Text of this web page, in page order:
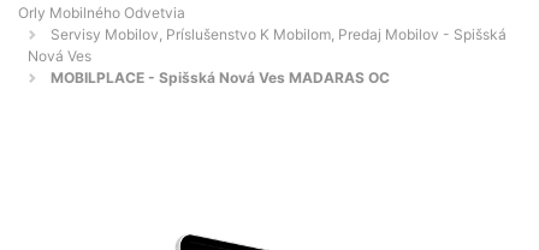
Orly Mobilného Odvetvia
Servisy Mobilov, Príslušenstvo K Mobilom, Predaj Mobilov - Spišská
Nová Ves
MOBILPLACE - Spišská Nová Ves MADARAS OC